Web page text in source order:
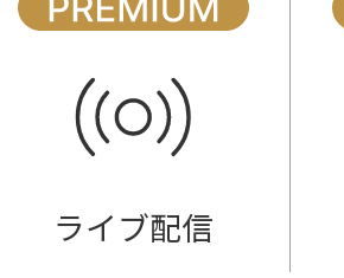
ライブ配信